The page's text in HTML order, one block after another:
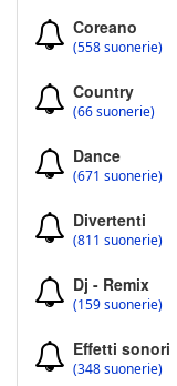
Coreano
(558 suonerie)
Country
(66 suonerie)
Dance
(671 suonerie)
Divertenti
(811 suonerie)
Dj - Remix
(159 suonerie)
Effetti sonori
(348 suonerie)